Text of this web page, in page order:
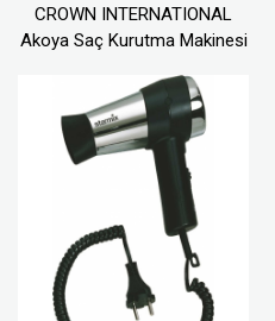
CROWN INTERNATIONAL
Akoya Saç Kurutma Makinesi